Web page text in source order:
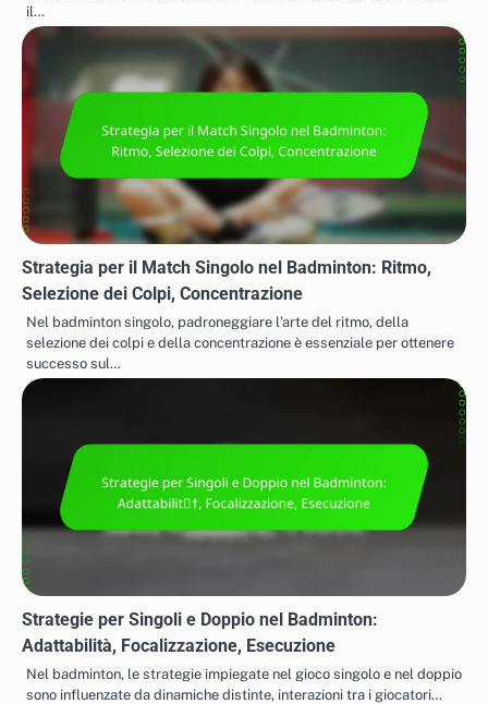
il…
Strategia per il Match Singolo nel Badminton: Ritmo,
Selezione dei Colpi, Concentrazione
Nel badminton singolo, padroneggiare l’arte del ritmo, della
selezione dei colpi e della concentrazione è essenziale per ottenere
successo sul…
Strategie per Singoli e Doppio nel Badminton:
Adattabilità, Focalizzazione, Esecuzione
Nel badminton, le strategie impiegate nel gioco singolo e nel doppio
sono influenzate da dinamiche distinte, interazioni tra i giocatori…